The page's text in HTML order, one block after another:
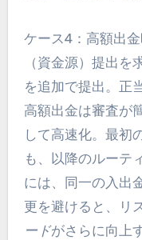
ケース4：高額出金
（資金源）提出
を追加で提出。正
高額出金は審査が
して高速化。最初
も、以降のルーテ
には、同一の入出
更を避けると、リ
ードがさらに向上